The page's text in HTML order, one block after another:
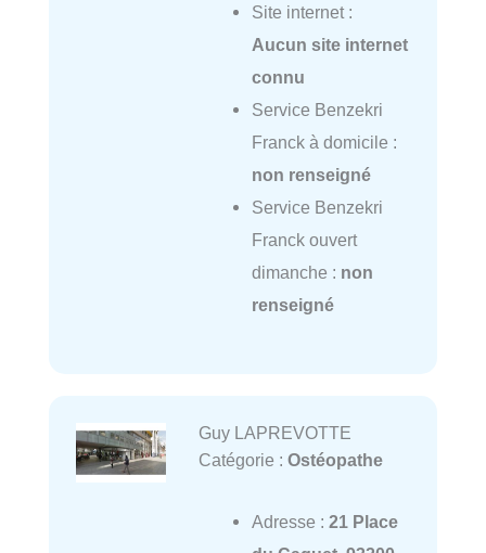
Site internet :
Aucun site internet
connu
Service Benzekri
Franck à domicile :
non renseigné
Service Benzekri
Franck ouvert
dimanche : non
renseigné
Guy LAPREVOTTE
Catégorie : Ostéopathe
Adresse : 21 Place